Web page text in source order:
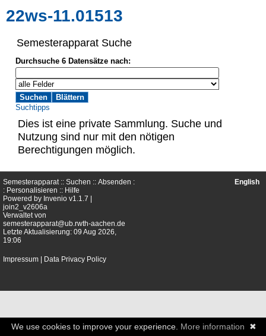
22ws-11.01513
Semesterapparat Suche
Durchsuche 6 Datensätze nach:
Suchtipps
Dies ist eine private Sammlung. Suche und
Nutzung sind nur mit den nötigen
Berechtigungen möglich.
Semesterapparat :: Suchen :: Absenden :
: Personalisieren :: Hilfe
Powered by Invenio v1.1.7 |
join2_v2606a
Verwaltet von
semesterapparat@ub.rwth-aachen.de
Letzte Aktualisierung: 09 Aug 2026,
19:06
Impressum Data Privacy Policy
English
✖
We use cookies to improve your experience. More information